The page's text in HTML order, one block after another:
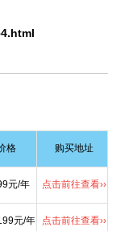
.html
格 购买地址
元/年 点击前往查看››
元/年 点击前往查看››